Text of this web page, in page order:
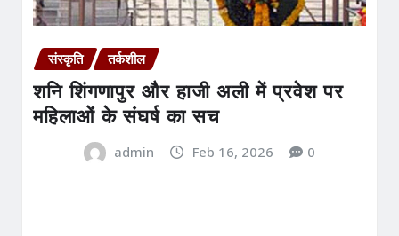
संस्कृति तर्कशील
शनि शिंगणापुर और हाजी अली में प्रवेश पर
महिलाओं के संघर्ष का सच
admin Feb 16, 2026 0